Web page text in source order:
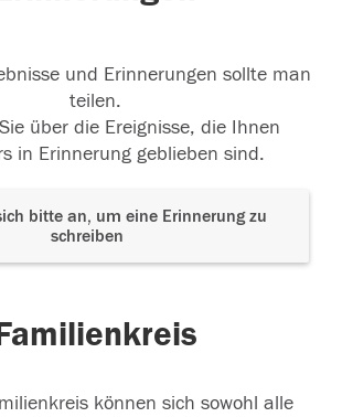
und Erinnerungen sollte man
teilen.
über die Ereignisse, die Ihnen
in Erinnerung geblieben sind.
bitte an, um eine Erinnerung zu
schreiben
können sich sowohl alle